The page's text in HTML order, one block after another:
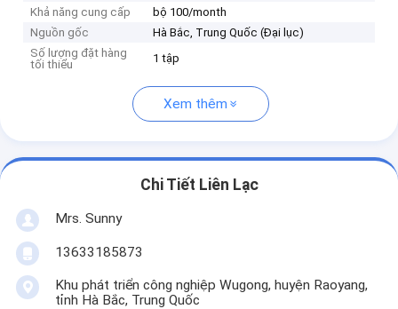
Khả năng cung cấp
bộ 100/month
Nguồn gốc
Hà Bắc, Trung Quốc (Đại lục)
Số lượng đặt hàng
tối thiểu
1 tập
Xem thêm
Chi Tiết Liên Lạc
Mrs. Sunny
13633185873
Khu phát triển công nghiệp Wugong, huyện Raoyang,
tỉnh Hà Bắc, Trung Quốc